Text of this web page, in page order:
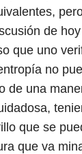
de
que uno
no
de una
que se
que va